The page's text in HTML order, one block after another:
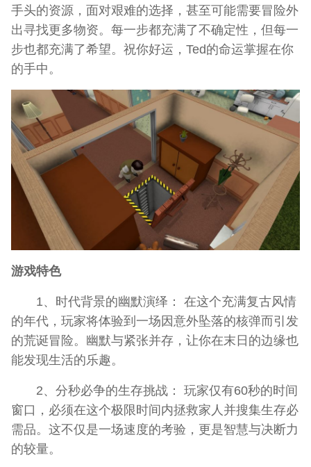
手头的资源，面对艰难的选择，甚至可能需要冒险外
出寻找更多物资。每一步都充满了不确定性，但每一
步也都充满了希望。祝你好运，Ted的命运掌握在你
的手中。
游戏特色
1、时代背景的幽默演绎： 在这个充满复古风情
的年代，玩家将体验到一场因意外坠落的核弹而引发
的荒诞冒险。幽默与紧张并存，让你在末日的边缘也
能发现生活的乐趣。
2、分秒必争的生存挑战： 玩家仅有60秒的时间
窗口，必须在这个极限时间内拯救家人并搜集生存必
需品。这不仅是一场速度的考验，更是智慧与决断力
的较量。